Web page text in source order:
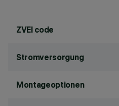
ZVEI code
Stromversorgung
Montageoptionen